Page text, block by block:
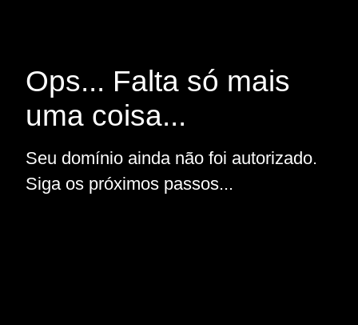
Ops... Falta só mais
uma coisa...
Seu domínio ainda não foi autorizado.
Siga os próximos passos...